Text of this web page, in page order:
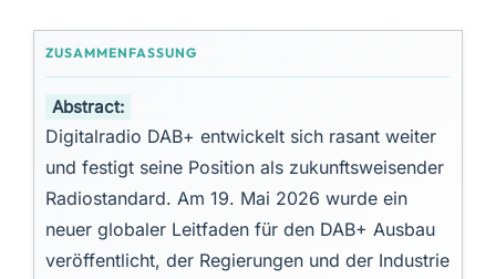
Abstract:
Digitalradio DAB+ entwickelt sich rasant weiter
und festigt seine Position als zukunftsweisender
Radiostandard. Am 19. Mai 2026 wurde ein
neuer globaler Leitfaden für den DAB+ Ausbau
veröffentlicht, der Regierungen und der Industrie